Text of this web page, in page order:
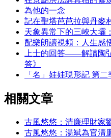
為他的一念
記在聖塔芭芭拉與丹麥
天象異常下的三峽大壩
配樂朗讀視頻：人生感
上士的回答——解讀陶
答》
「名」娃娃現形記 第二
相關文章
古風悠悠：清廉理財家
古風悠悠：湯斌為官清